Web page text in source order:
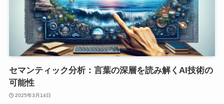
セマンティック分析：言葉の深層を読み解くAI技術の
可能性
2025年3月14日